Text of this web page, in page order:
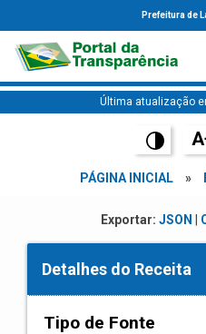
Prefeitura de
Última atualização
PÁGINA INICIAL »
Exportar: JSON
Detalhes do Receita
Tipo de Fonte